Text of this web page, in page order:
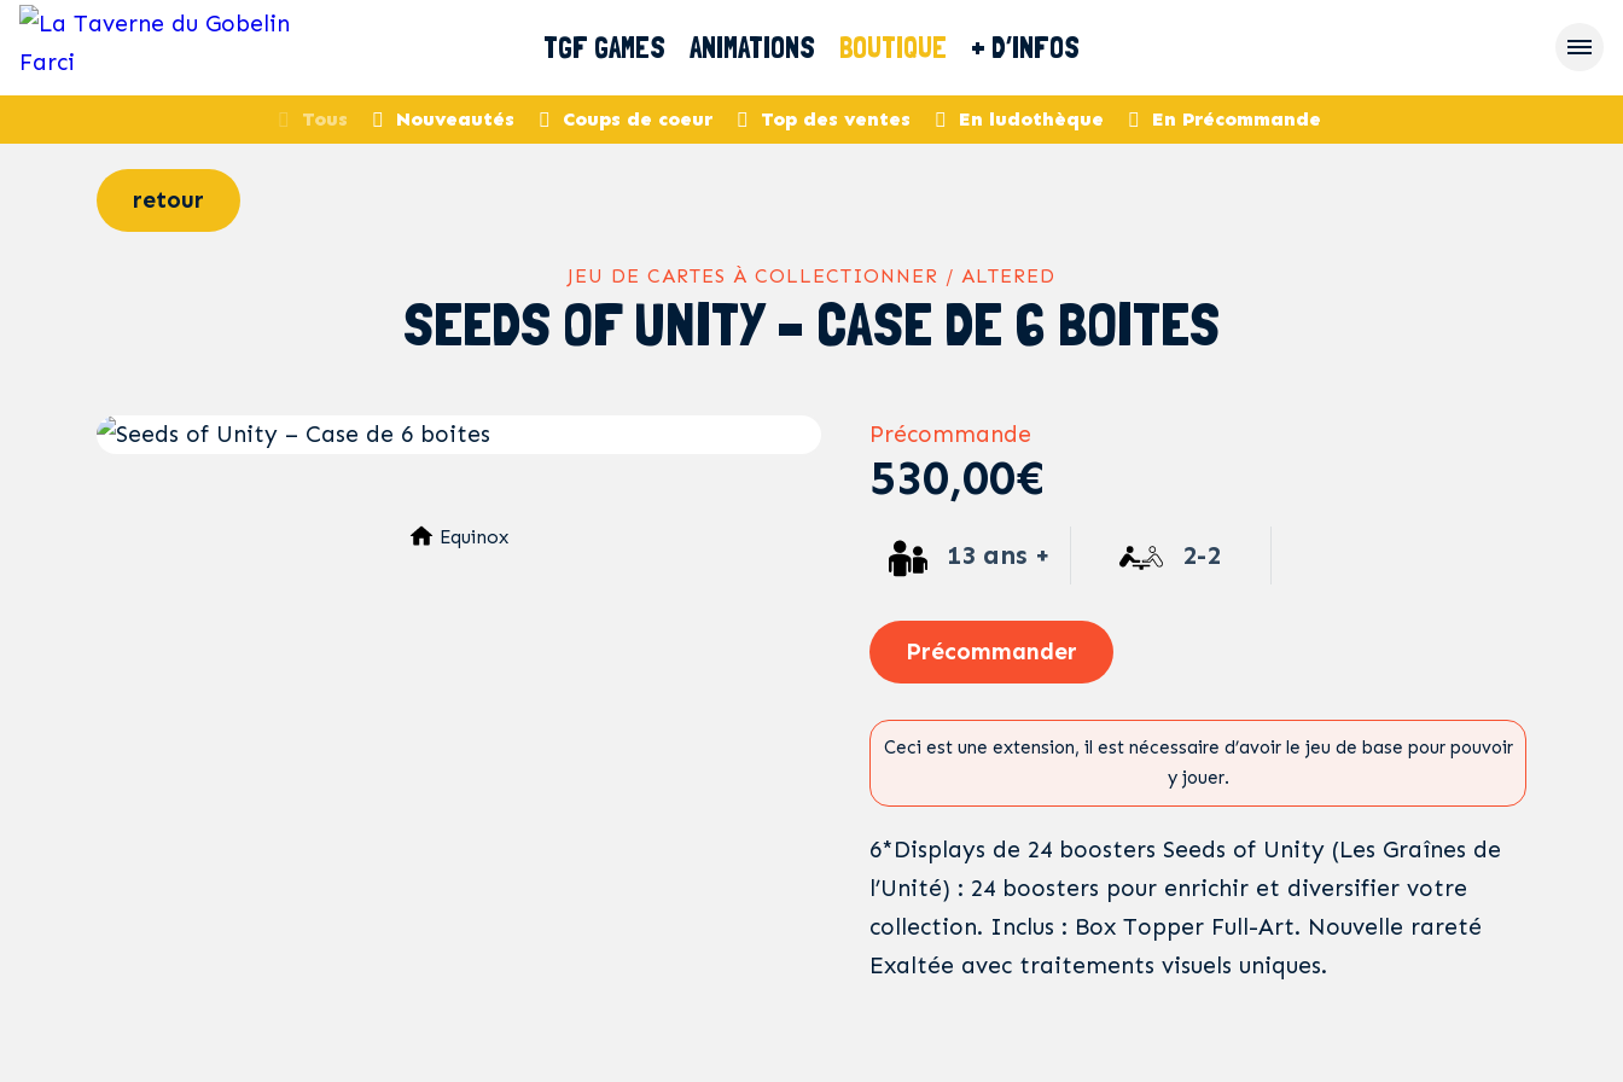
TGF GAMES ANIMATIONS BOUTIQUE + D’INFOS
Tous Nouveautés Coups de coeur Top des ventes En ludothèque En Précommande
retour
JEU DE CARTES À COLLECTIONNER / ALTERED
SEEDS OF UNITY – CASE DE 6 BOITES
Equinox
Précommande
530,00€
13 ans + 2-2
Précommander
Ceci est une extension, il est nécessaire d’avoir le jeu de base pour pouvoir
y jouer.
6*Displays de 24 boosters Seeds of Unity (Les Graînes de
l’Unité) : 24 boosters pour enrichir et diversifier votre
collection. Inclus : Box Topper Full-Art. Nouvelle rareté
Exaltée avec traitements visuels uniques.